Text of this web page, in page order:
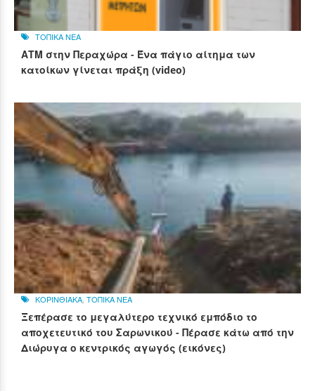
ΤΟΠΙΚΑ ΝΕΑ
ΑΤΜ στην Περαχώρα - Ένα πάγιο αίτημα των
κατοίκων γίνεται πράξη (video)
ΚΟΡΙΝΘΙΑΚΑ ΤΟΠΙΚΑ ΝΕΑ
Ξεπέρασε το μεγαλύτερο τεχνικό εμπόδιο το
αποχετευτικό του Σαρωνικού - Πέρασε κάτω από την
Διώρυγα ο κεντρικός αγωγός (εικόνες)